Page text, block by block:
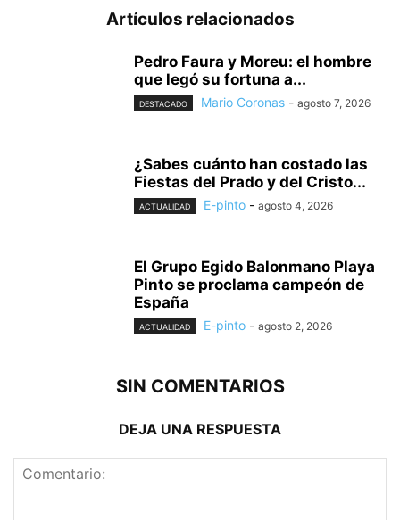
Artículos relacionados
Pedro Faura y Moreu: el hombre
que legó su fortuna a...
DESTACADO Mario Coronas - agosto 7, 2026
¿Sabes cuánto han costado las
Fiestas del Prado y del Cristo...
ACTUALIDAD E-pinto - agosto 4, 2026
El Grupo Egido Balonmano Playa
Pinto se proclama campeón de
España
ACTUALIDAD E-pinto - agosto 2, 2026
SIN COMENTARIOS
DEJA UNA RESPUESTA